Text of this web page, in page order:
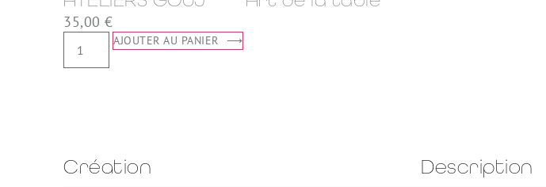
35,00 €
AJOUTER AU PANIER
Création Description